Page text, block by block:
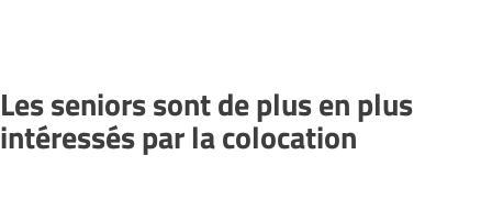
Les seniors sont de plus en plus
intéressés par la colocation